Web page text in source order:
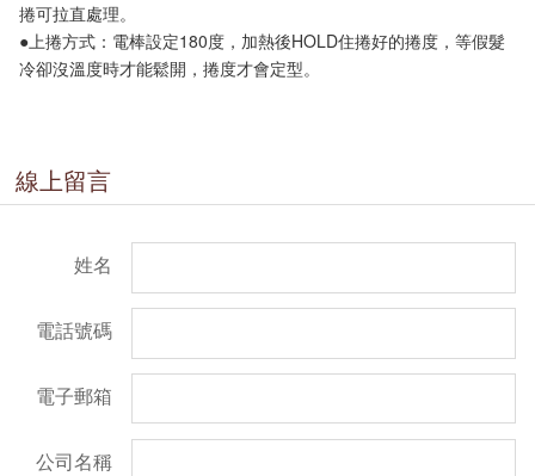
捲可拉直處理。
●上捲方式：電棒設定180度，加熱後HOLD住捲好的捲度，等假髮
冷卻沒溫度時才能鬆開，捲度才會定型。
線上留言
姓名
電話號碼
電子郵箱
公司名稱